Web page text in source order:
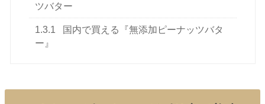
ツバター
1.3.1
国内で買える『無添加ピーナッツバタ
ー』